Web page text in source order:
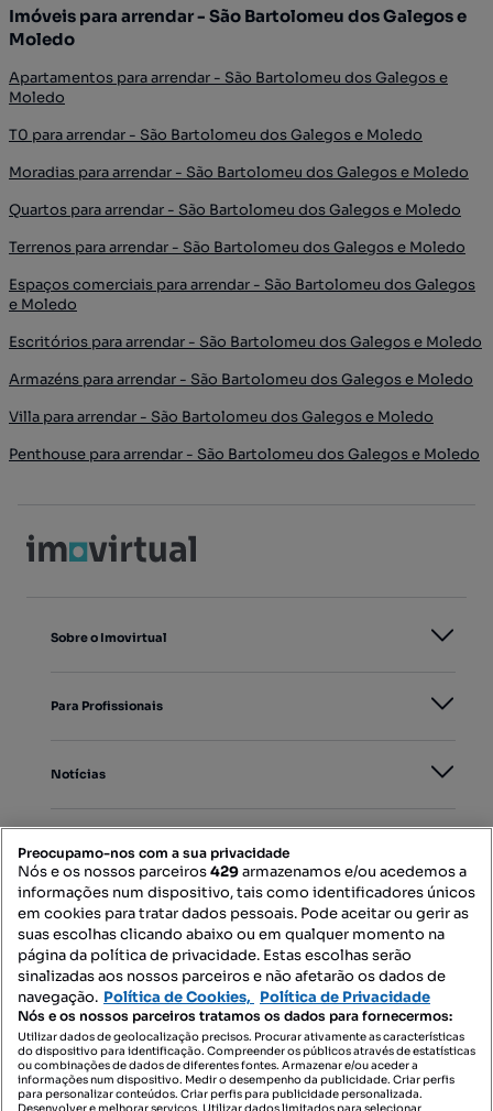
Imóveis para arrendar - São Bartolomeu dos Galegos e
Moledo
Apartamentos para arrendar - São Bartolomeu dos Galegos e
Moledo
T0 para arrendar - São Bartolomeu dos Galegos e Moledo
Moradias para arrendar - São Bartolomeu dos Galegos e Moledo
Quartos para arrendar - São Bartolomeu dos Galegos e Moledo
Terrenos para arrendar - São Bartolomeu dos Galegos e Moledo
Espaços comerciais para arrendar - São Bartolomeu dos Galegos
e Moledo
Escritórios para arrendar - São Bartolomeu dos Galegos e Moledo
Armazéns para arrendar - São Bartolomeu dos Galegos e Moledo
Villa para arrendar - São Bartolomeu dos Galegos e Moledo
Penthouse para arrendar - São Bartolomeu dos Galegos e Moledo
Sobre o Imovirtual
Para Profissionais
Notícias
Mapa do Site
Contacte-nos
SIGA-NOS:
Preocupamo-nos com a sua privacidade
Nós e os nossos parceiros429armazenamos e/ou acedemos a
informações num dispositivo, tais como identificadores únicos
em cookies para tratar dados pessoais. Pode aceitar ou gerir as
suas escolhas clicando abaixo ou em qualquer momento na
página da política de privacidade. Estas escolhas serão
sinalizadas aos nossos parceiros e não afetarão os dados de
navegação. Política de Cookies, Política de Privacidade
Nós e os nossos parceiros tratamos os dados para fornecermos:
Utilizar dados de geolocalização precisos. Procurar ativamente as características
do dispositivo para identificação. Compreender os públicos através de estatísticas
ou combinações de dados de diferentes fontes. Armazenar e/ou aceder a
informações num dispositivo. Medir o desempenho da publicidade. Criar perfis
para personalizar conteúdos. Criar perfis para publicidade personalizada.